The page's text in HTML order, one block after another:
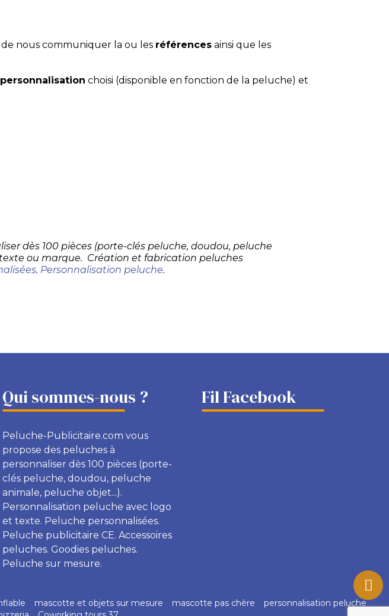
nous communiquer la ou les références ainsi que les
choisi (disponible en fonction de la peluche) et
dès 100 pièces (porte-clés peluche, doudou, peluche
ou marque. Création et fabrication peluches
. Personnalisation peluche.
Qui sommes-nous ?
Peluche-Publicitaire.com vous
propose des peluches à
personnaliser dès 100 pièces (porte-
clés peluche, doudou, peluche
animale, peluche objet...).
Personnalisation peluche avec logo
et texte. Peluche personnalisées.
Peluche publicitaire CE. Accessoires
peluches. Goodies peluches.
Peluche sur mesure.
Fil Facebook
mascotte et objets sur mesure mascotte pas chère
personnalisation peluche